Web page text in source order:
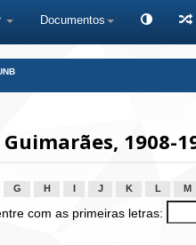
Documentos
1908-
G H J K L M
com as primeiras letras: